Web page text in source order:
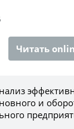
Читать
и